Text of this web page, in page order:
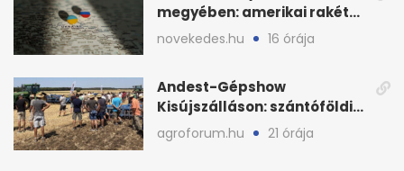
megyében: amerikai rakéták
is zsákmányként
novekedes.hu 16 órája
Andest-Gépshow
Kisújszálláson: szántóföldi
bemutató 2026. augusztus
12-én
agroforum.hu 21 órája